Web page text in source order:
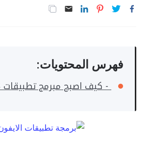
فهرس المحتويات:
- كيف اصبح مبرمج تطبيقات IOS ؟ :